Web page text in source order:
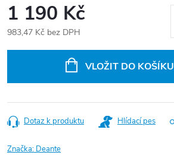
1 190 Kč
983,47 Kč bez DPH
VLOŽIT DO KOŠÍKU
Dotaz k produktu Hlídací pes
Značka: Deante